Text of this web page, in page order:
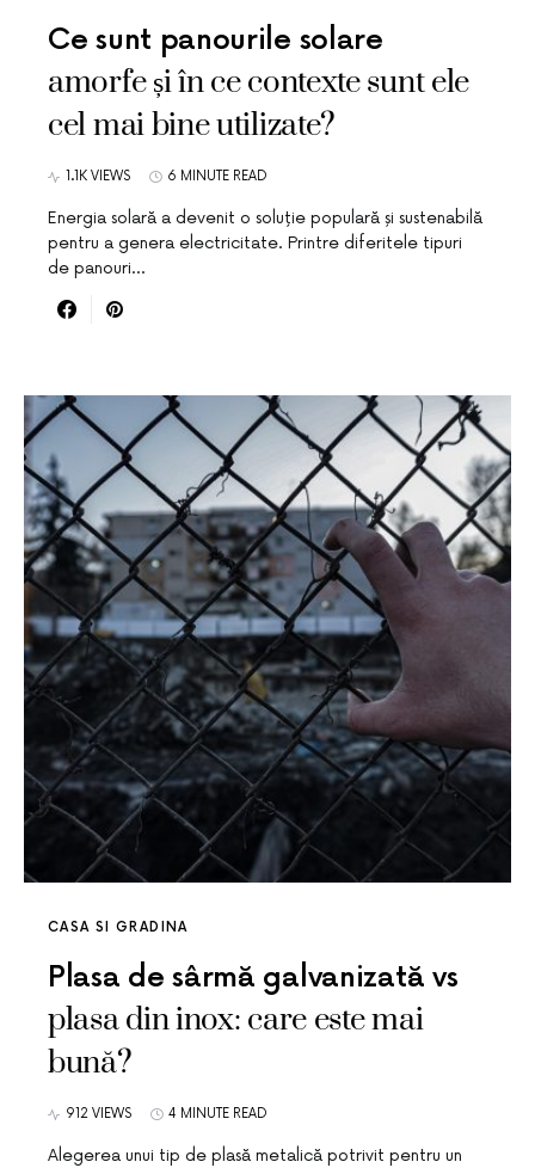
Ce sunt panourile solare
amorfe și în ce contexte sunt ele
cel mai bine utilizate?
1.1K VIEWS 6 MINUTE READ
Energia solară a devenit o soluție populară și sustenabilă
pentru a genera electricitate. Printre diferitele tipuri
de panouri…
CASA SI GRADINA
Plasa de sârmă galvanizată vs
plasa din inox: care este mai
bună?
912 VIEWS 4 MINUTE READ
Alegerea unui tip de plasă metalică potrivit pentru un